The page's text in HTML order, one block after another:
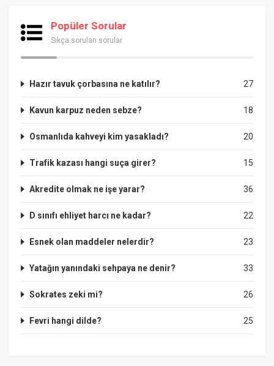
Popüler Sorular
Sıkça sorulan sorular
27
Hazır tavuk çorbasına ne katılır?
18
Kavun karpuz neden sebze?
20
Osmanlıda kahveyi kim yasakladı?
15
Trafik kazası hangi suça girer?
36
Akredite olmak ne işe yarar?
22
D sınıfı ehliyet harcı ne kadar?
23
Esnek olan maddeler nelerdir?
33
Yatağın yanındaki sehpaya ne denir?
26
Sokrates zeki mi?
25
Fevri hangi dilde?